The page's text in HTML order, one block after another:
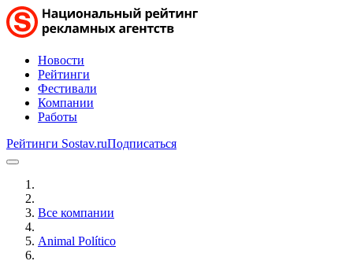
Новости
Рейтинги
Фестивали
Компании
Работы
Рейтинги Sostav.ruПодписаться
Все компании
Animal Político